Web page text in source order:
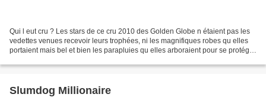
Qui l eut cru ? Les stars de ce cru 2010 des Golden Globe n étaient pas les
vedettes venues recevoir leurs trophées, ni les magnifiques robes qu elles
portaient mais bel et bien les parapluies qu elles arboraient pour se protéger
Slumdog Millionaire